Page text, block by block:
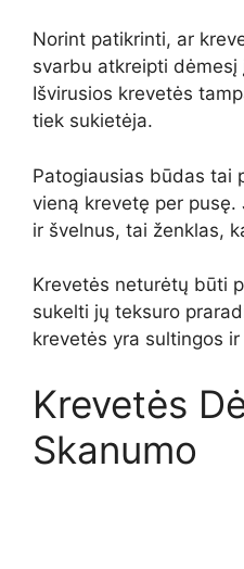
Norint patikrinti, ar
svarbu atkreipti
Išvirusios krevetės
tiek sukietėja.
Patogiausias būdas tai
vieną krevetę per
ir švelnus, tai ženklas,
Krevetės neturėtų būti
sukelti jų teksuro
krevetės yra sultingos ir
Krevetės
Skanumo